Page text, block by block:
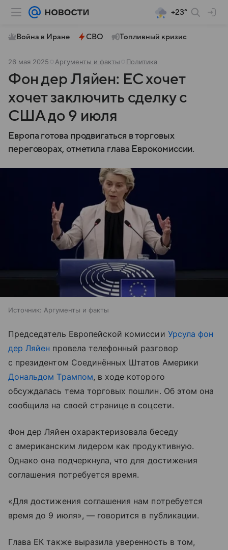
+23°
Война в Иране СВО Топливный кризис
26 мая 2025 Аргументы и факты Политика
Фон дер Ляйен: ЕС хочет
хочет заключить сделку с
США до 9 июля
Европа готова продвигаться в торговых
переговорах, отметила глава Еврокомиссии.
Источник: Аргументы и факты
Председатель Европейской комиссии Урсула фон
дер Ляйен провела телефонный разговор
с президентом Соединённых Штатов Америки
Дональдом Трампом, в ходе которого
обсуждалась тема торговых пошлин. Об этом она
сообщила на своей странице в соцсети.
Фон дер Ляйен охарактеризовала беседу
с американским лидером как продуктивную.
Однако она подчеркнула, что для достижения
соглашения потребуется время.
«Для достижения соглашения нам потребуется
время до 9 июля», — говорится в публикации.
Глава ЕК также выразила уверенность в том,